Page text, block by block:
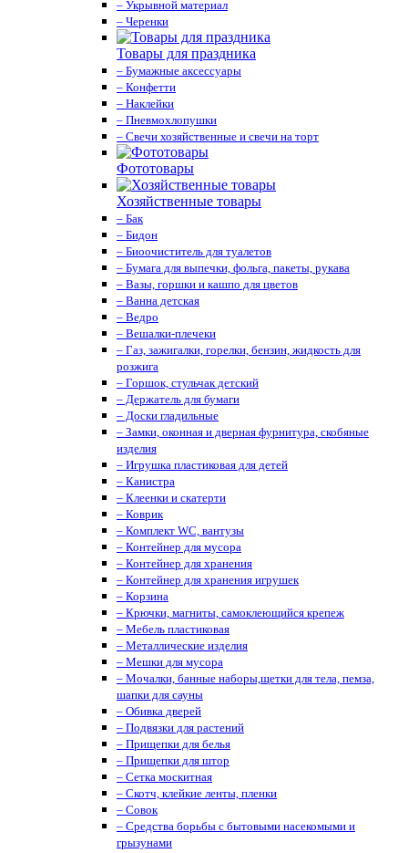
– Укрывной материал
– Черенки
Товары для праздника
– Бумажные аксессуары
– Конфетти
– Наклейки
– Пневмохлопушки
– Свечи хозяйственные и свечи на торт
Фототовары
Хозяйственные товары
– Бак
– Бидон
– Биоочиститель для туалетов
– Бумага для выпечки, фольга, пакеты, рукава
– Вазы, горшки и кашпо для цветов
– Ванна детская
– Ведро
– Вешалки-плечеки
– Газ, зажигалки, горелки, бензин, жидкость для
розжига
– Горшок, стульчак детский
– Держатель для бумаги
– Доски гладильные
– Замки, оконная и дверная фурнитура, скобяные
изделия
– Игрушка пластиковая для детей
– Канистра
– Клеенки и скатерти
– Коврик
– Комплект WC, вантузы
– Контейнер для мусора
– Контейнер для хранения
– Контейнер для хранения игрушек
– Корзина
– Крючки, магниты, cамоклеющийся крепеж
– Мебель пластиковая
– Металлические изделия
– Мешки для мусора
– Мочалки, банные наборы,щетки для тела, пемза,
шапки для сауны
– Обивка дверей
– Подвязки для растений
– Прищепки для белья
– Прищепки для штор
– Сетка москитная
– Скотч, клейкие ленты, пленки
– Совок
– Средства борьбы с бытовыми насекомыми и
грызунами